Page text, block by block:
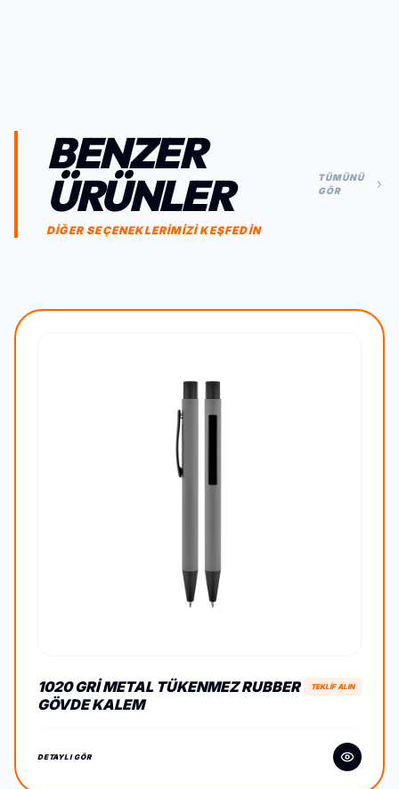
BENZER
ÜRÜNLER
DİĞER SEÇENEKLERİMİZİ KEŞFEDİN
TÜMÜNÜ
GÖR
1020 GRI METAL TÜKENMEZ RUBBER
GÖVDE KALEM
TEKLİF ALIN
DETAYLI GÖR